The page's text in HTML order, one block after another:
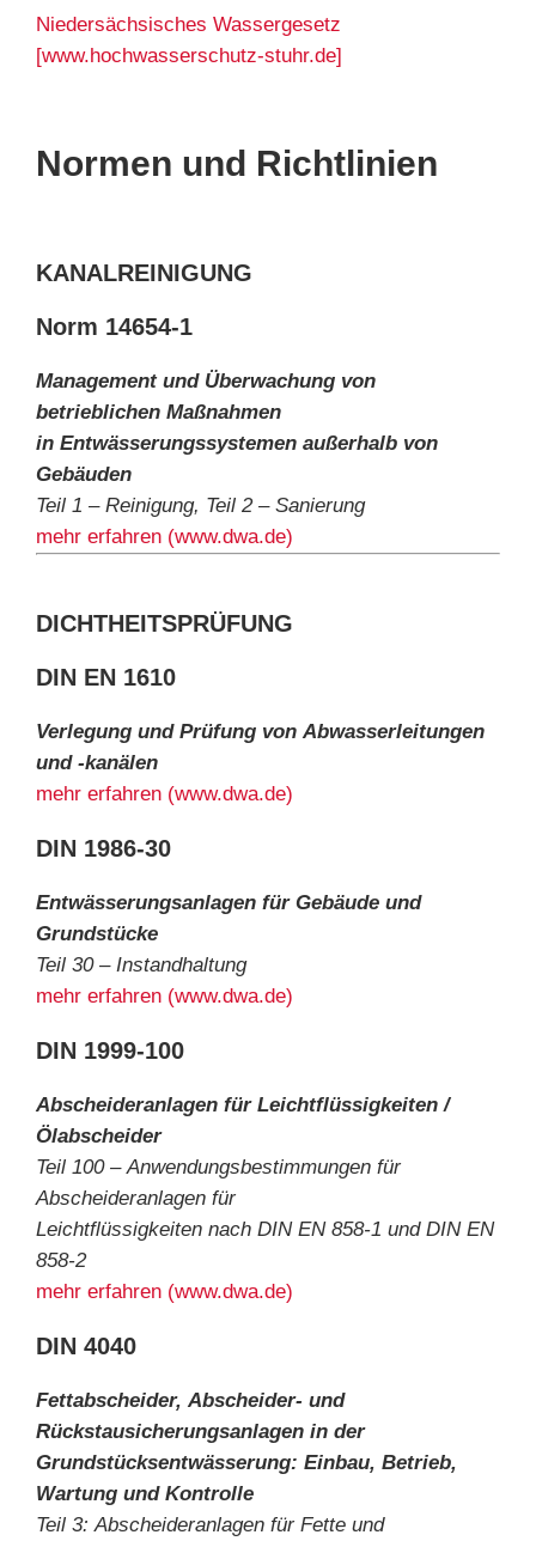
Niedersächsisches Wassergesetz
[www.hochwasserschutz-stuhr.de]
Normen und Richtlinien
KANALREINIGUNG
Norm 14654-1
Management und Überwachung von
betrieblichen Maßnahmen
in Entwässerungssystemen außerhalb von
Gebäuden
Teil 1 – Reinigung, Teil 2 – Sanierung
mehr erfahren (www.dwa.de)
DICHTHEITSPRÜFUNG
DIN EN 1610
Verlegung und Prüfung von Abwasserleitungen
und -kanälen
mehr erfahren (www.dwa.de)
DIN 1986-30
Entwässerungsanlagen für Gebäude und
Grundstücke
Teil 30 – Instandhaltung
mehr erfahren (www.dwa.de)
DIN 1999-100
Abscheideranlagen für Leichtflüssigkeiten /
Ölabscheider
Teil 100 – Anwendungsbestimmungen für
Abscheideranlagen für
Leichtflüssigkeiten nach DIN EN 858-1 und DIN EN
858-2
mehr erfahren (www.dwa.de)
DIN 4040
Fettabscheider, Abscheider- und
Rückstausicherungsanlagen in der
Grundstücksentwässerung: Einbau, Betrieb,
Wartung und Kontrolle
Teil 3: Abscheideranlagen für Fette und